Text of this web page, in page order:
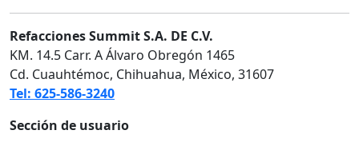
Refacciones Summit S.A. DE C.V.
KM. 14.5 Carr. A Álvaro Obregón 1465
Cd. Cuauhtémoc, Chihuahua, México, 31607
Tel: 625-586-3240
Sección de usuario